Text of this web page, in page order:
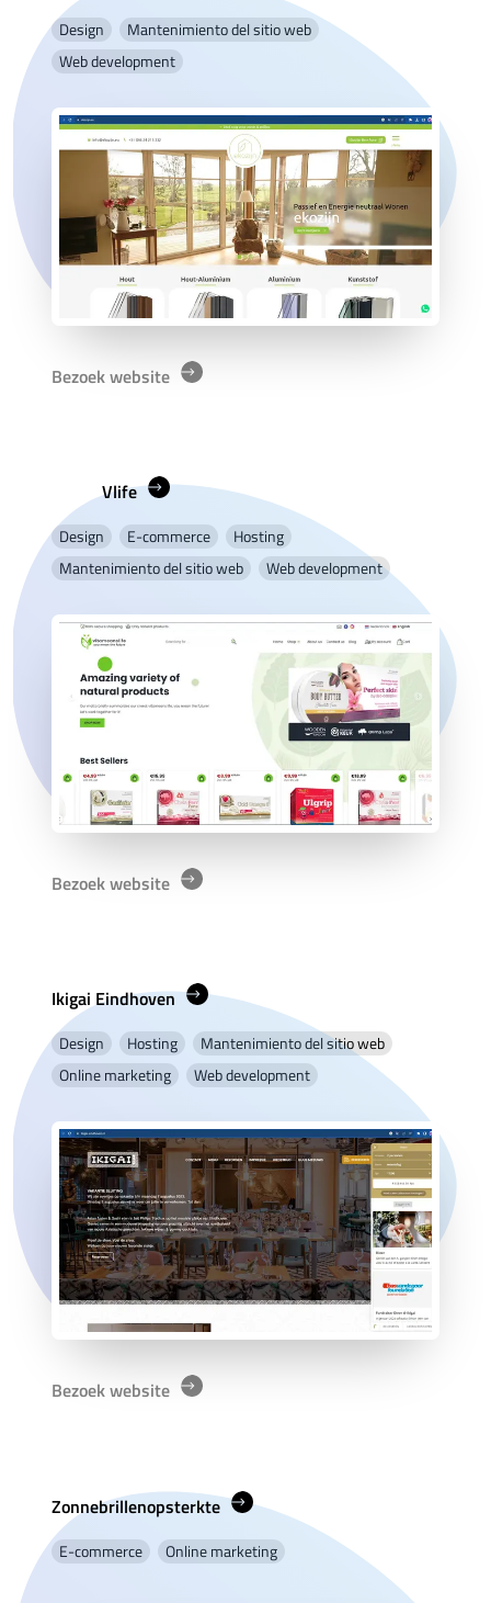
Design
Mantenimiento del sitio web
Web development
Bezoek website
Vlife
Design E-commerce
Hosting
Mantenimiento del sitio web
Web development
Bezoek website
Ikigai Eindhoven
Design Hosting
Mantenimiento del sitio web
Online marketing
Web development
Bezoek website
Zonnebrillenopsterkte
E-commerce Online marketing